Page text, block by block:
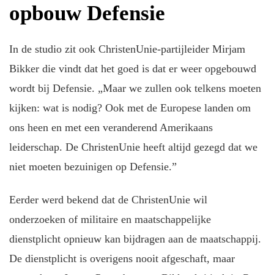
opbouw Defensie
In de studio zit ook ChristenUnie-partijleider Mirjam
Bikker die vindt dat het goed is dat er weer opgebouwd
wordt bij Defensie. „Maar we zullen ook telkens moeten
kijken: wat is nodig? Ook met de Europese landen om
ons heen en met een veranderend Amerikaans
leiderschap. De ChristenUnie heeft altijd gezegd dat we
niet moeten bezuinigen op Defensie.”
Eerder werd bekend dat de ChristenUnie wil
onderzoeken of militaire en maatschappelijke
dienstplicht opnieuw kan bijdragen aan de maatschappij.
De dienstplicht is overigens nooit afgeschaft, maar